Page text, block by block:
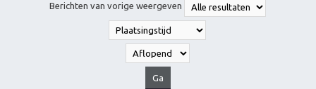
Berichten van vorige weergeven